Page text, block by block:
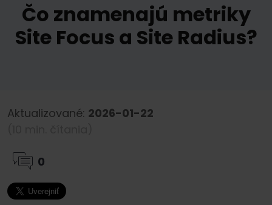
Čo znamenajú metriky
Site Focus a Site Radius?
Aktualizované: 2026-01-22
0